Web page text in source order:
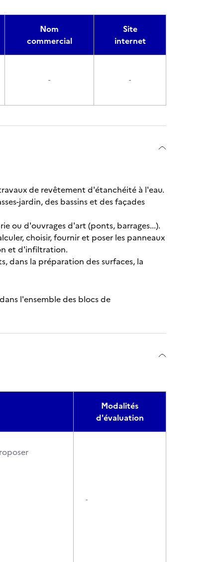
Nom
commercial
Site
internet
- -
de revêtement d'étanchéité à l'eau.
jardin, des bassins et des façades
ou d'ouvrages d'art (ponts, barrages...).
choisir, fournir et poser les panneaux
et d'infiltration.
dans la préparation des surfaces, la
l'ensemble des blocs de
Modalités
d'évaluation
-